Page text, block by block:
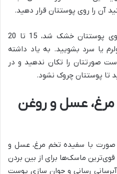
آن را روی پوستتان قرار دهید.
هنگامی که سفیده تخم مرغ روی پوستتان خشک شد، 15 تا 20
یا سرد بشویید. به یاد داشته
صورتتان را تکان ندهید و در
تا پوستتان چروک نشود.
عسل و روغن
با سفیده تخم مرغ، عسل و
ماسک‌ها برای از بین بردن
رسانی و جوان سازی پوست